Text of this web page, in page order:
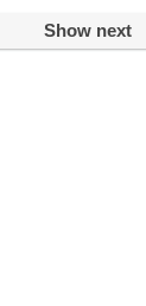
Show next